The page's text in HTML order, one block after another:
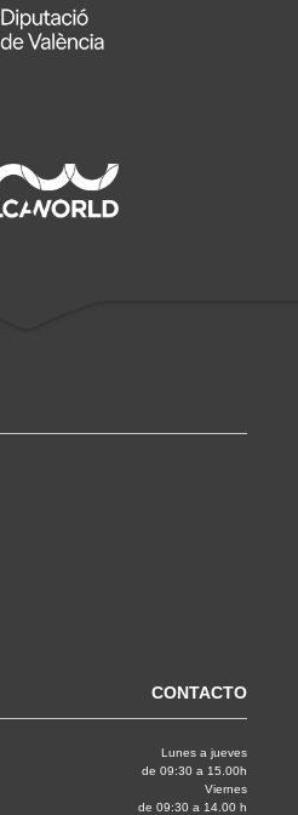
CONTACTO
Lunes a jueves
de 09:30 a 15.00h
Viernes
de 09:30 a 14.00 h